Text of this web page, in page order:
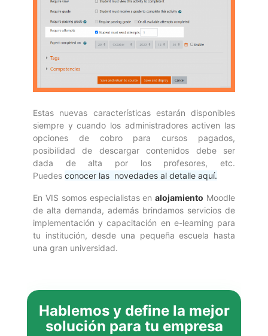
Estas nuevas características estarán disponibles
siempre y cuando los administradores activen las
opciones de cobro para cursos pagados,
posibilidad de descargar contenidos debe ser
dada de alta por los profesores, etc.
Puedes conocer las novedades al detalle aquí.
En VIS somos especialistas enalojamiento Moodle
de alta demanda, además brindamos servicios de
implementación y capacitación en e-learning para
tu institución, desde una pequeña escuela hasta
una gran universidad.
Hablemos y define la mejor
solución para tu empresa